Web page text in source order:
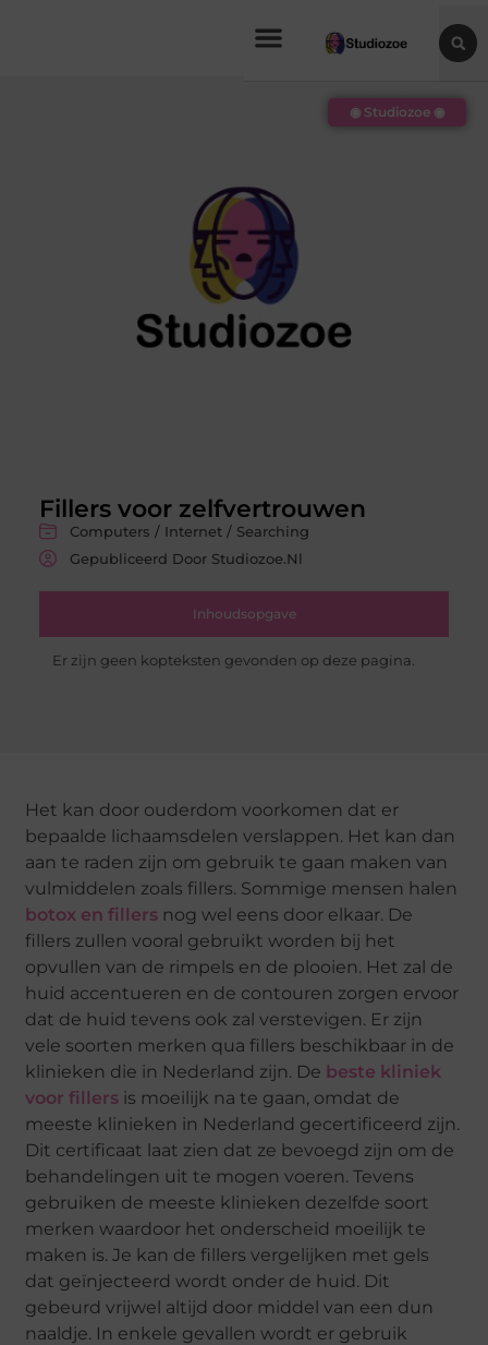
Fillers voor zelfvertrouwen
Computers / Internet / Searching
Gepubliceerd Door Studiozoe.nl
Inhoudsopgave
Er zijn geen kopteksten gevonden op deze pagina.
◉ Studiozoe ◉
Het kan door ouderdom voorkomen dat er
bepaalde lichaamsdelen verslappen. Het kan dan
aan te raden zijn om gebruik te gaan maken van
vulmiddelen zoals fillers. Sommige mensen halen
botox en fillers nog wel eens door elkaar. De
fillers zullen vooral gebruikt worden bij het
opvullen van de rimpels en de plooien. Het zal de
huid accentueren en de contouren zorgen ervoor
dat de huid tevens ook zal verstevigen. Er zijn
vele soorten merken qua fillers beschikbaar in de
klinieken die in Nederland zijn. De beste kliniek
voor fillers is moeilijk na te gaan, omdat de
meeste klinieken in Nederland gecertificeerd zijn.
Dit certificaat laat zien dat ze bevoegd zijn om de
behandelingen uit te mogen voeren. Tevens
gebruiken de meeste klinieken dezelfde soort
merken waardoor het onderscheid moeilijk te
maken is. Je kan de fillers vergelijken met gels
dat geïnjecteerd wordt onder de huid. Dit
gebeurd vrijwel altijd door middel van een dun
naaldje. In enkele gevallen wordt er gebruik